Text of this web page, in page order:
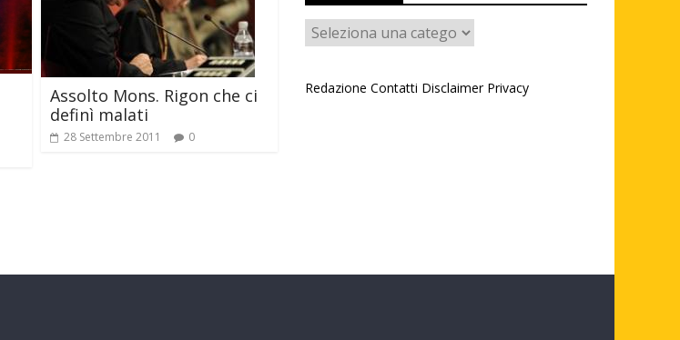
Assolto Mons. Rigon che ci
definì malati
28 Settembre 2011 0
Categorie
Redazione Contatti Disclaimer Privacy